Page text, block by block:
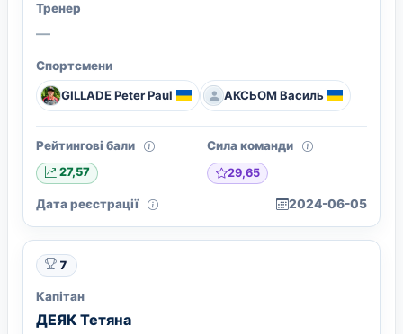
Тренер
—
Спортсмени
GILLADE Peter Paul АКСЬОМ Василь
Рейтингові бали
27,57
Сила команди
29,65
Дата реєстрації 2024-06-05
7
Капітан
ДЕЯК Тетяна